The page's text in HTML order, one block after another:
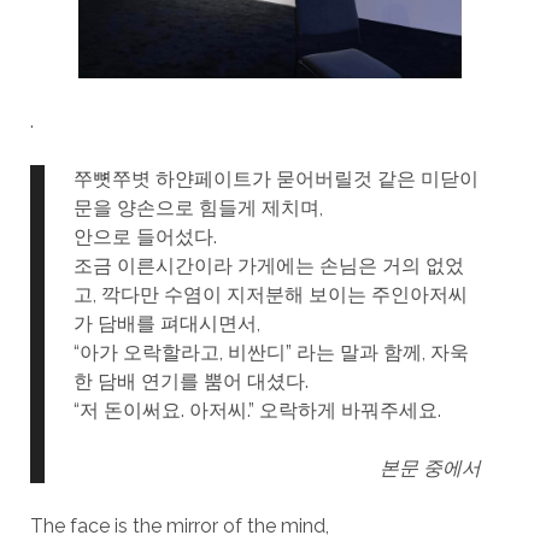
.
쭈뼛쭈볏 하얀페이트가 묻어버릴것 같은 미닫이
문을 양손으로 힘들게 제치며,
안으로 들어섰다.
조금 이른시간이라 가게에는 손님은 거의 없었
고, 깍다만 수염이 지저분해 보이는 주인아저씨
가 담배를 펴대시면서,
“아가 오락할라고, 비싼디” 라는 말과 함께, 자욱
한 담배 연기를 뿜어 대셨다.
“저 돈이써요. 아저씨.” 오락하게 바꿔주세요.
본문 중에서
The face is the mirror of the mind,